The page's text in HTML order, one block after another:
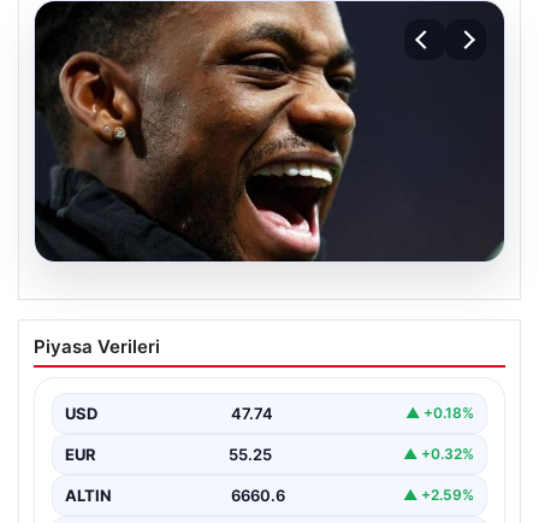
İşte Jhon Duran’ın Benfica formasıyla
ilk golü
Piyasa Verileri
USD 47.74 ▲ +0.18%
EUR 55.25 ▲ +0.32%
ALTIN 6660.6 ▲ +2.59%